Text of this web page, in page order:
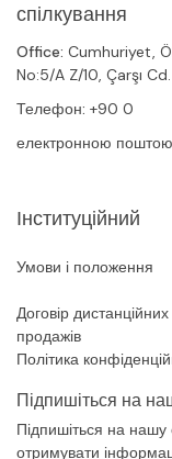
спілкування
Office: Cumhuriyet,
No:5/A Z/10, Çarşı
Телефон: +90 0
електронною
Інституційний
Умови і положення
Договір дистанційних
продажів
Політика
Підпишіться на
Підпишіться на
отримувати